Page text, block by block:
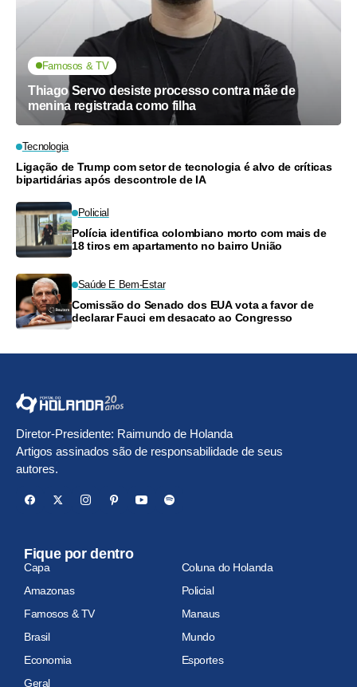
Famosos & TV
Thiago Servo desiste processo contra mãe de
menina registrada como filha
Tecnologia
Ligação de Trump com setor de tecnologia é alvo de críticas
bipartidárias após descontrole de IA
Policial
Polícia identifica colombiano morto com mais de
18 tiros em apartamento no bairro União
Saúde E Bem-Estar
Comissão do Senado dos EUA vota a favor de
declarar Fauci em desacato ao Congresso
Diretor-Presidente: Raimundo de Holanda
Artigos assinados são de responsabilidade de seus
autores.
Fique por dentro
Capa
Coluna do Holanda
Amazonas
Policial
Famosos & TV
Manaus
Brasil
Mundo
Economia
Esportes
Geral